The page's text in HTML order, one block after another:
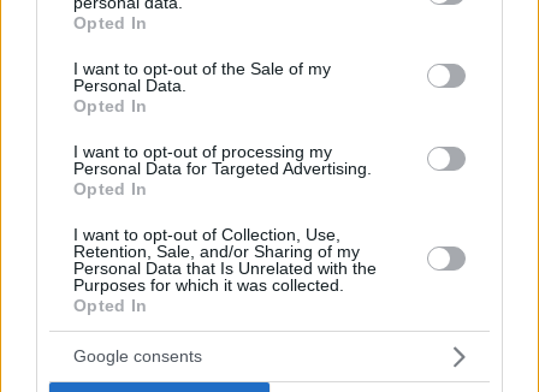
grant or deny consent to Google and its third-party tags to
use your data for below specified purposes in below Google
consent section.
Opted In
I want to opt-out of the Sale of my
Personal Data.
Opted In
I want to opt-out of processing my
Personal Data for Targeted Advertising.
Opted In
I want to opt-out of Collection, Use,
Retention, Sale, and/or Sharing of my
Personal Data that Is Unrelated with the
Purposes for which it was collected.
Opted In
Google consents
ΤΑ ΠΙΟ ΔΗΜΟΦΙΛΗ